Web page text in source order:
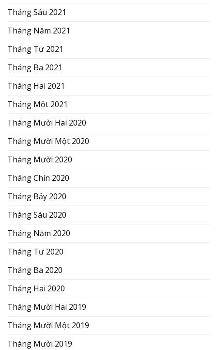
Tháng Sáu 2021
Tháng Năm 2021
Tháng Tư 2021
Tháng Ba 2021
Tháng Hai 2021
Tháng Một 2021
Tháng Mười Hai 2020
Tháng Mười Một 2020
Tháng Mười 2020
Tháng Chín 2020
Tháng Bảy 2020
Tháng Sáu 2020
Tháng Năm 2020
Tháng Tư 2020
Tháng Ba 2020
Tháng Hai 2020
Tháng Mười Hai 2019
Tháng Mười Một 2019
Tháng Mười 2019